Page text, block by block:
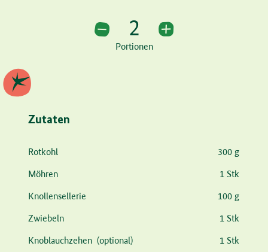
2 Portionen
2
Portionen
Zutaten
ZutatMenge
Rotkohl 300 g
Möhren 1 Stk
Knollensellerie 100 g
Zwiebeln 1 Stk
Knoblauchzehen (optional) 1 Stk